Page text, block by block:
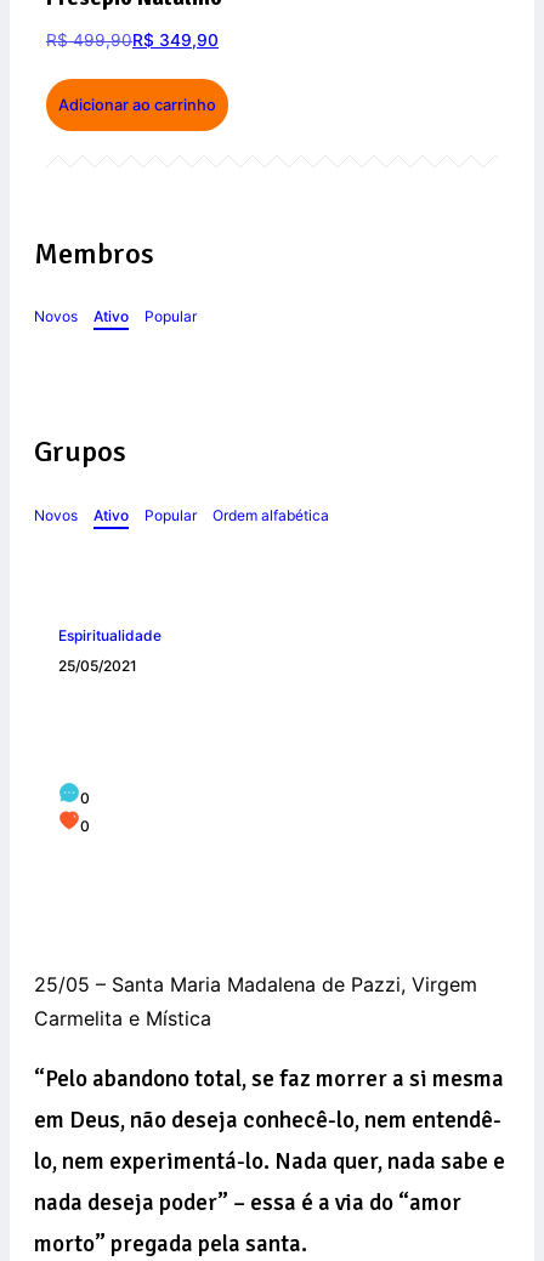
R$499,90R$ 349,90
Adicionar ao carrinho
Membros
Novos Ativo Popular
Grupos
Novos Ativo Popular Ordem alfabética
Espiritualidade
25/05/2021
0
0
25/05 – Santa Maria Madalena de Pazzi, Virgem
Carmelita e Mística
“Pelo abandono total, se faz morrer a si mesma
em Deus, não deseja conhecê-lo, nem entendê-
lo, nem experimentá-lo. Nada quer, nada sabe e
nada deseja poder” – essa é a via do “amor
morto” pregada pela santa.